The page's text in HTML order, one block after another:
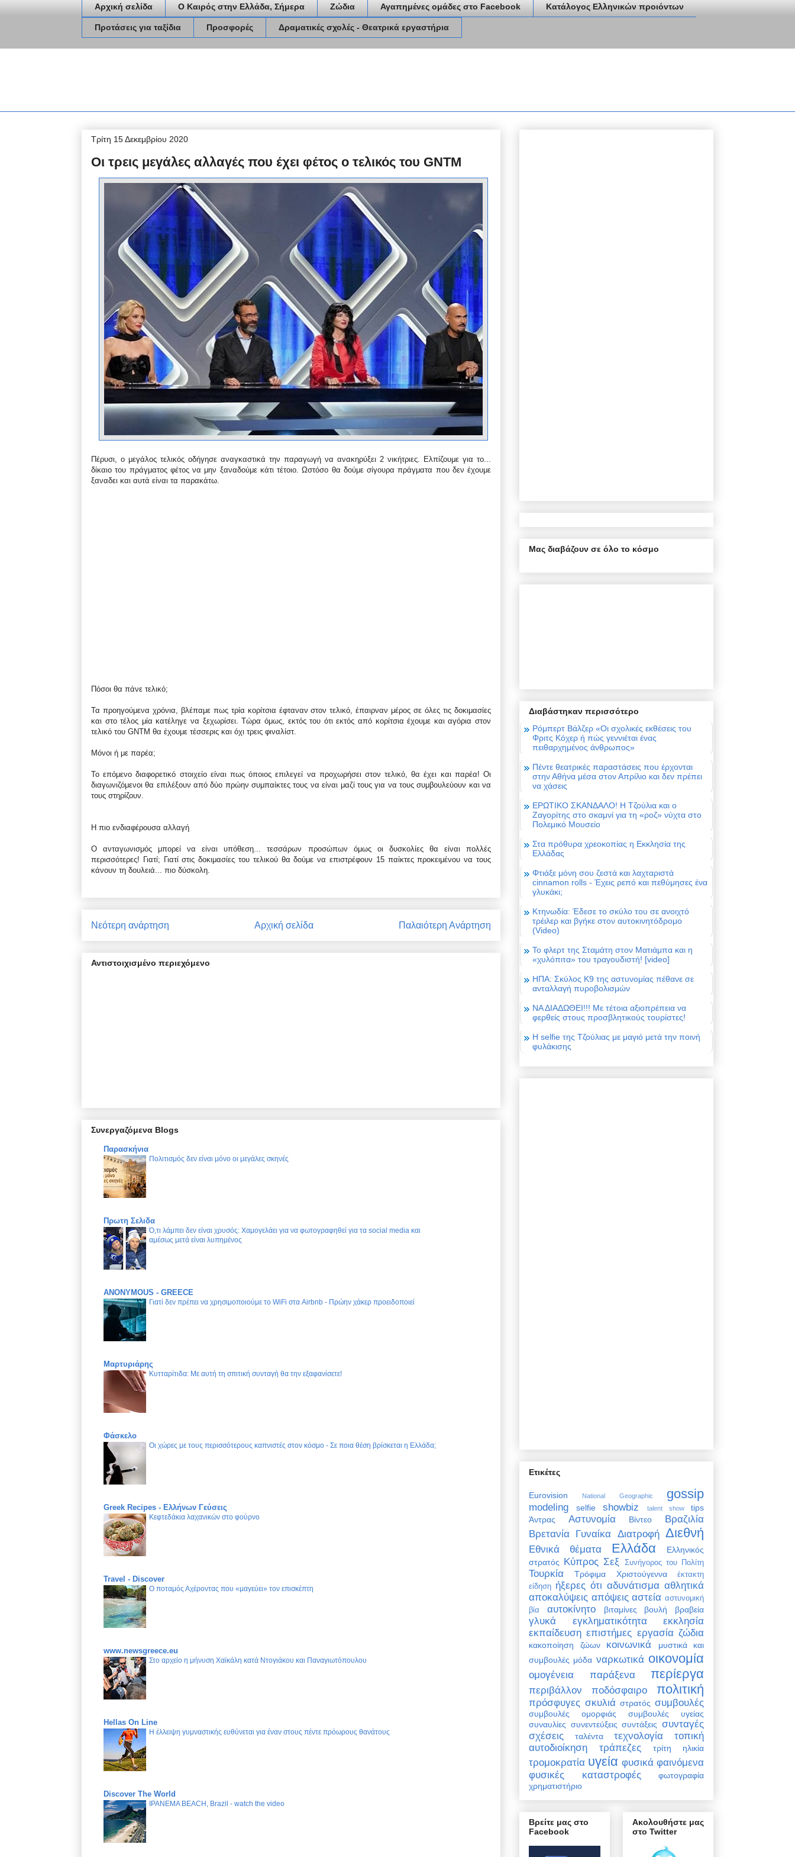
Αρχική σελίδα Ο Καιρός στην Ελλάδα, Σήμερα Ζώδια Αγαπημένες ομάδες στο Facebook Κατάλογος Ελληνικών προιόντων
Προτάσεις για ταξίδια Προσφορές Δραματικές σχολές - Θεατρικά εργαστήρια
Τρίτη 15 Δεκεμβρίου 2020
Οι τρεις μεγάλες αλλαγές που έχει φέτος ο τελικός του GNTM
Πέρυσι, ο μεγάλος τελικός οδήγησε αναγκαστικά την παραγωγή να ανακηρύξει 2 νικήτριες. Ελπίζουμε για το...
δίκαιο του πράγματος φέτος να μην ξαναδούμε κάτι τέτοιο. Ωστόσο θα δούμε σίγουρα πράγματα που δεν έχουμε
ξαναδει και αυτά είναι τα παρακάτω.
Πόσοι θα πάνε τελικό;
Τα προηγούμενα χρόνια, βλέπαμε πως τρία κορίτσια έφταναν στον τελικό, έπαιρναν μέρος σε όλες τις δοκιμασίες
και στο τέλος μία κατέληγε να ξεχωρίσει. Τώρα όμως, εκτός του ότι εκτός από κορίτσια έχουμε και αγόρια στον
τελικό του GNTM θα έχουμε τέσσερις και όχι τρεις φιναλίστ.
Μόνοι ή με παρέα;
Το επόμενο διαφορετικό στοιχείο είναι πως όποιος επιλεγεί να προχωρήσει στον τελικό, θα έχει και παρέα! Οι
διαγωνιζόμενοι θα επιλέξουν από δύο πρώην συμπαίκτες τους να είναι μαζί τους για να τους συμβουλεύουν και να
τους στηρίζουν.
Η πιο ενδιαφέρουσα αλλαγή
Ο ανταγωνισμός μπορεί να είναι υπόθεση... τεσσάρων προσώπων όμως οι δυσκολίες θα είναι πολλές
περισσότερες! Γιατί; Γιατί στις δοκιμασίες του τελικού θα δούμε να επιστρέφουν 15 παίκτες προκειμένου να τους
κάνουν τη δουλειά... πιο δύσκολη.
Νεότερη ανάρτηση Παλαιότερη Ανάρτηση
Αρχική σελίδα
Αντιστοιχισμένο περιεχόμενο
Συνεργαζόμενα Blogs
Παρασκήνια
Πολιτισμός δεν είναι μόνο οι μεγάλες σκηνές
Πρωτη Σελιδα
Ό,τι λάμπει δεν είναι χρυσός: Χαμογελάει για να φωτογραφηθεί για τα social media και
αμέσως μετά είναι λυπημένος
ANONYMOUS - GREECE
Γιατί δεν πρέπει να χρησιμοποιούμε το WiFi στα Airbnb - Πρώην χάκερ προειδοποιεί
Μαρτυριάρης
Κυτταρίτιδα: Με αυτή τη σπιτική συνταγή θα την εξαφανίσετε!
Φάσκελο
Οι χώρες με τους περισσότερους καπνιστές στον κόσμο - Σε ποια θέση βρίσκεται η Ελλάδα;
Greek Recipes - Ελλήνων Γεύσεις
Κεφτεδάκια λαχανικών στο φούρνο
Travel - Discover
Ο ποταμός Αχέροντας που «μαγεύει» τον επισκέπτη
www.newsgreece.eu
Στο αρχείο η μήνυση Χαϊκάλη κατά Ντογιάκου και Παναγιωτόπουλου
Hellas On Line
Η έλλειψη γυμναστικής ευθύνεται για έναν στους πέντε πρόωρους θανάτους
Discover The World
IPANEMA BEACH, Brazil - watch the video
Μας διαβάζουν σε όλο το κόσμο
Διαβάστηκαν περισσότερο
Ρόμπερτ Βάλζερ «Οι σχολικές εκθέσεις του
Φριτς Κόχερ ή πώς γεννιέται ένας
πειθαρχημένος άνθρωπος»
Πέντε θεατρικές παραστάσεις που έρχονται
στην Αθήνα μέσα στον Απρίλιο και δεν πρέπει
να χάσεις
ΕΡΩΤΙΚΟ ΣΚΑΝΔΑΛΟ! Η Τζούλια και ο
Ζαγορίτης στο σκαμνί για τη «ροζ» νύχτα στο
Πολεμικό Μουσείο
Στα πρόθυρα χρεοκοπίας η Εκκλησία της
Ελλάδας
Φτιάξε μόνη σου ζεστά και λαχταριστά
cinnamon rolls - Έχεις ρεπό και πεθύμησες ένα
γλυκάκι;
Κτηνωδία: Έδεσε το σκύλο του σε ανοιχτό
τρέιλερ και βγήκε στον αυτοκινητόδρομο
(Video)
Το φλερτ της Σταμάτη στον Ματιάμπα και η
«χυλόπιτα» του τραγουδιστή! [video]
ΗΠΑ: Σκύλος Κ9 της αστυνομίας πέθανε σε
ανταλλαγή πυροβολισμών
ΝΑ ΔΙΑΔΩΘΕΙ!!! Με τέτοια αξιοπρέπεια να
φερθείς στους προσβλητικούς τουρίστες!
Η selfie της Τζούλιας με μαγιό μετά την ποινή
φυλάκισης
Ετικέτες
Eurovision National Geographic gossip
modeling selfie showbiz talent show
tips
Άντρας
Αστυνομία Βίντεο
Βραζιλία
Βρετανία Γυναίκα Διατροφή Διεθνή
Εθνικά θέματα Ελλάδα
Ελληνικός
στρατός Κύπρος Σεξ Συνήγορος του Πολίτη
Τουρκία Τρόφιμα Χριστούγεννα
έκτακτη
είδηση ήξερες ότι αδυνάτισμα αθλητικά
αποκαλύψεις απόψεις αστεία αστυνομική
βία
αυτοκίνητο βιταμίνες βουλή βραβεία
γλυκά εγκληματικότητα
εκκλησία
εκπαίδευση επιστήμες εργασία ζώδια
κακοποίηση ζώων κοινωνικά
μυστικά και
συμβουλές μόδα ναρκωτικά οικονομία
ομογένεια παράξενα περίεργα
περιβάλλον ποδόσφαιρο πολιτική
πρόσφυγες σκυλιά στρατός συμβουλές
συμβουλές ομορφιάς
συμβουλές υγείας
συναυλίες συνεντεύξεις συντάξεις συνταγές
σχέσεις
ταλέντα τεχνολογία
τοπική
αυτοδιοίκηση
τράπεζες τρίτη ηλικία
τρομοκρατία υγεία φυσικά φαινόμενα
φυσικές καταστροφές
φωτογραφία
χρηματιστήριο
Βρείτε μας στο
Facebook
Ακολουθήστε μας
στο Twitter